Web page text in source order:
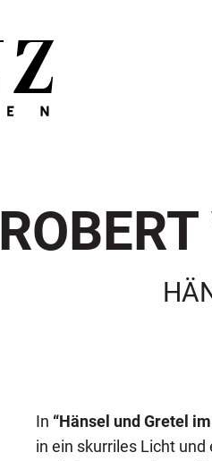
In “Hänsel und Gretel
in ein skurriles Licht